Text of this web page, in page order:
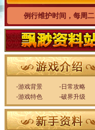
例行维护时间，每周二
-游戏背景
-日常攻略
-游戏特色
-破界升级